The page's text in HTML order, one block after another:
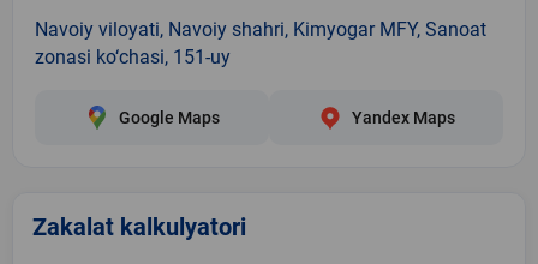
Navoiy viloyati, Navoiy shahri, Kimyogar MFY, Sanoat
zonasi ko‘chasi, 151-uy
Google Maps Yandex Maps
Zakalat kalkulyatori